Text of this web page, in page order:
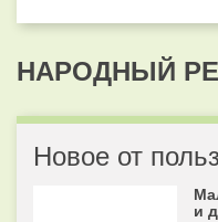
НАРОДНЫЙ
Новое от
и